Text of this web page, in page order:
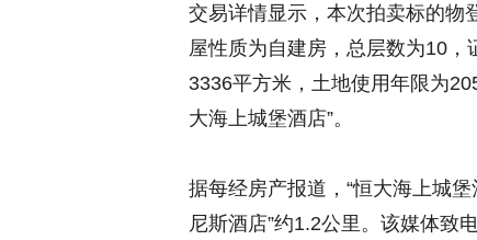
交易详情显示，本次拍卖标的物
屋性质为自建房，总层数为10
3336平方米，土地使用年限为
大海上城堡酒店”。
据每经房产报道，“恒大海上城
尼斯酒店”约1.2公里。该媒体致